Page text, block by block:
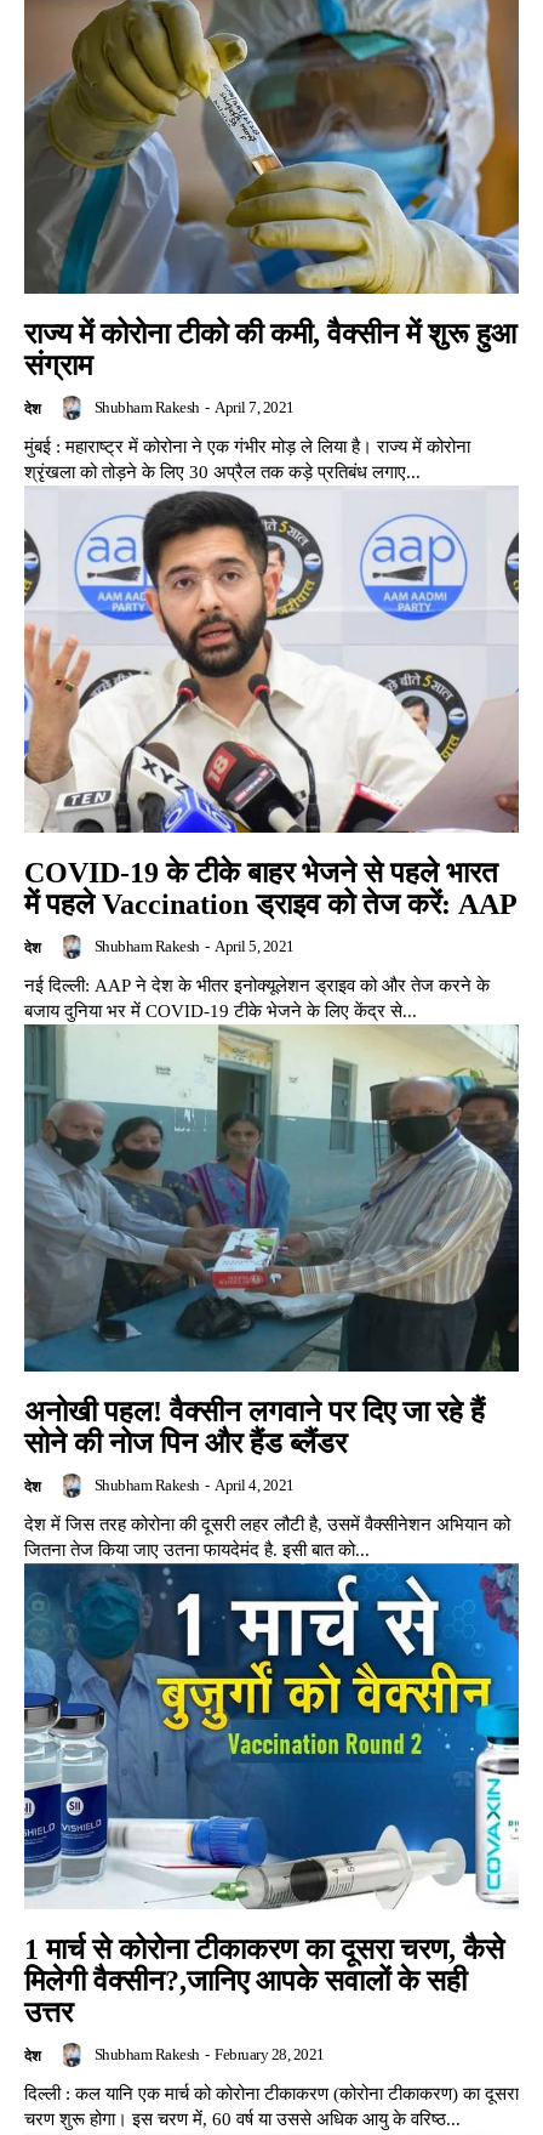
राज्य में कोरोना टीको की कमी, वैक्सीन में शुरू हुआ
संग्राम
देश Shubham Rakesh - April 7, 2021
मुंबई : महाराष्ट्र में कोरोना ने एक गंभीर मोड़ ले लिया है। राज्य में कोरोना
श्रृंखला को तोड़ने के लिए 30 अप्रैल तक कड़े प्रतिबंध लगाए...
COVID-19 के टीके बाहर भेजने से पहले भारत
में पहले Vaccination ड्राइव को तेज करें: AAP
देश Shubham Rakesh - April 5, 2021
नई दिल्ली: AAP ने देश के भीतर इनोक्यूलेशन ड्राइव को और तेज करने के
बजाय दुनिया भर में COVID-19 टीके भेजने के लिए केंद्र से...
अनोखी पहल! वैक्सीन लगवाने पर दिए जा रहे हैं
सोने की नोज पिन और हैंड ब्लैंडर
देश Shubham Rakesh - April 4, 2021
देश में जिस तरह कोरोना की दूसरी लहर लौटी है, उसमें वैक्सीनेशन अभियान को
जितना तेज किया जाए उतना फायदेमंद है. इसी बात को...
1 मार्च से कोरोना टीकाकरण का दूसरा चरण, कैसे
मिलेगी वैक्सीन?,जानिए आपके सवालों के सही
उत्तर
देश Shubham Rakesh - February 28, 2021
दिल्ली : कल यानि एक मार्च को कोरोना टीकाकरण (कोरोना टीकाकरण) का दूसरा
चरण शुरू होगा। इस चरण में, 60 वर्ष या उससे अधिक आयु के वरिष्ठ...